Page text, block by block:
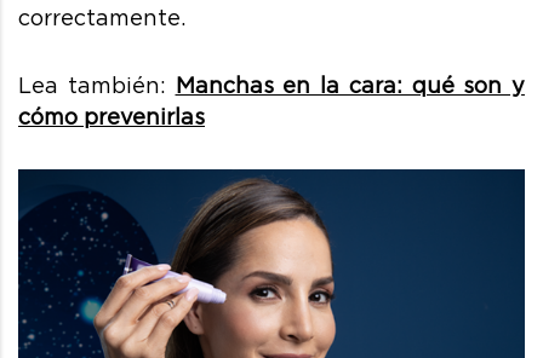
correctamente.
Lea también: Manchas en la cara: qué son y
cómo prevenirlas